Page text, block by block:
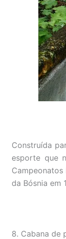
Construída
esporte que
da Bósnia em
8. Cabana de